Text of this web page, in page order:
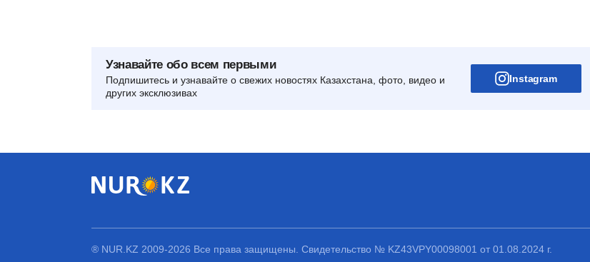
Узнавайте обо всем первыми
Подпишитесь и узнавайте о свежих новостях Казахстана, фото, видео и
других эксклюзивах
Instagram
® NUR.KZ 2009-2026 Все права защищены. Свидетельство № KZ43VPY00098001 от 01.08.2024 г.